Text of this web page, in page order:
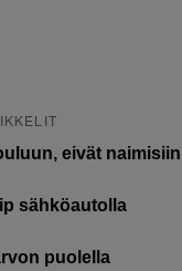
eivät naimisiin
sähköautolla
puolella